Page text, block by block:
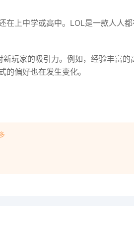
在上中学或高中。LOL是一款人人
玩家的吸引力。例如，经验丰富的
偏好也在发生变化。